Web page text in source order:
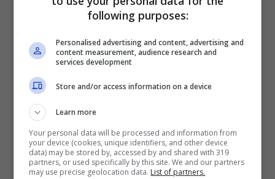
dall’esigenza di avere un cappello che si
potesse usare alla guida delle automobili
che spesso, a inizio secolo scorso, erano
decappottabili. Questo è un berretto con
visiera, dalla fattura sportiva,
normalmente associato alla pratica della
caccia. Oggi è abbastanza utilizzato e si
adatta bene a situazioni informali.
following purposes:
Personalised advertising and content, advertising and
content measurement, audience research and
services development
Store and/or access information on a device
Learn more
Your personal data will be processed and information from
your device (cookies, unique identifiers, and other device
data) may be stored by, accessed by and shared with 319
partners, or used specifically by this site. We and our partners
may use precise geolocation data. List of partners.